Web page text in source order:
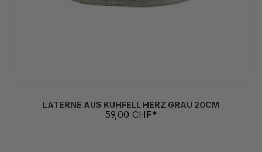
LATERNE AUS KUHFELL HERZ GRAU 20CM
59,00 CHF*